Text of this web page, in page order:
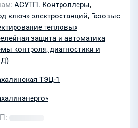
ТЭЦ-1» в рамках
ОП "Южно-
1" путем
6-го энергоблока
МВт с установкой двух
энергоагрегатов
АСУТП. Контроллеры,
ключ» электростанций, Газовые
тепловых
защита и автоматика
контроля, диагностики и
ТЭЦ-1